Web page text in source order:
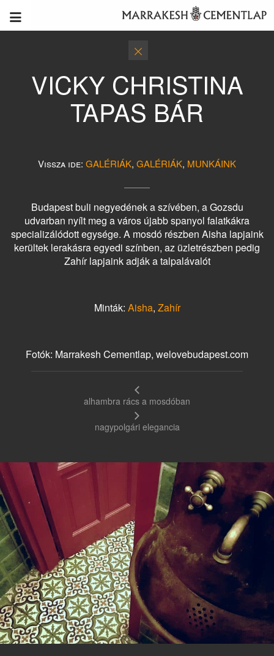
VICKY CHRISTINA
TAPAS BÁR
Vissza ide: GALÉRIÁK, GALÉRIÁK, MUNKÁINK
Budapest buli negyedének a szívében, a Gozsdu
udvarban nyílt meg a város újabb spanyol falatkákra
specializálódott egysége. A mosdó részben Aisha lapjaink
kerültek lerakásra egyedi színben, az üzletrészben pedig
Zahír lapjaink adják a talpalávalót
Minták: Aisha, Zahír
Fotók: Marrakesh Cementlap, welovebudapest.com
alhambra rács a mosdóban
nagypolgári elegancia